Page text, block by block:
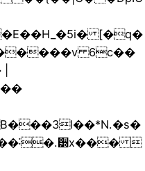
6c��
